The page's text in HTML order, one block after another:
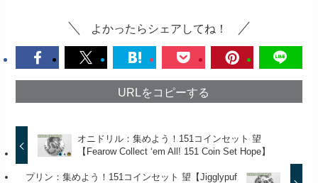
よかったらシェアしてね！
URLをコピーする
オニドリル：集めよう！151コインセット 望
【Fearow Collect ‘em All! 151 Coin Set Hope】
プリン：集めよう！151コインセット 望【Jigglypuf